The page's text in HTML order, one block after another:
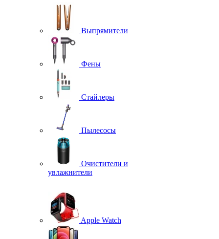
Выпрямители
Фены
Стайлеры
Пылесосы
Очистители и
увлажнители
Apple Watch